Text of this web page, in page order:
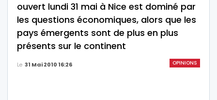
ouvert lundi 31 mai à Nice est dominé par
les questions économiques, alors que les
pays émergents sont de plus en plus
présents sur le continent
OPINIONS
Le 31 Mai 2010 16:26